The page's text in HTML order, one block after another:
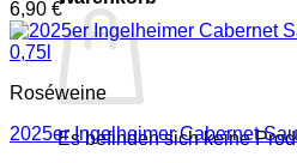
Es befinden sich keine
6,90 €
Roséweine
2025er Ingelheimer Cabernet